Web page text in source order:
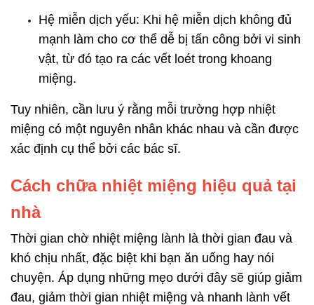
Hệ miễn dịch yếu: Khi hệ miễn dịch không đủ
mạnh làm cho cơ thể dễ bị tấn công bởi vi sinh
vật, từ đó tạo ra các vết loét trong khoang
miệng.
Tuy nhiên, cần lưu ý rằng mỗi trường hợp nhiệt
miệng có một nguyên nhân khác nhau và cần được
xác định cụ thể bởi các bác sĩ.
Cách chữa nhiệt miệng hiệu quả tại
nhà
Thời gian chờ nhiệt miệng lành là thời gian đau và
khó chịu nhất, đặc biệt khi bạn ăn uống hay nói
chuyện. Áp dụng những mẹo dưới đây sẽ giúp giảm
đau, giảm thời gian nhiệt miệng và nhanh lành vết